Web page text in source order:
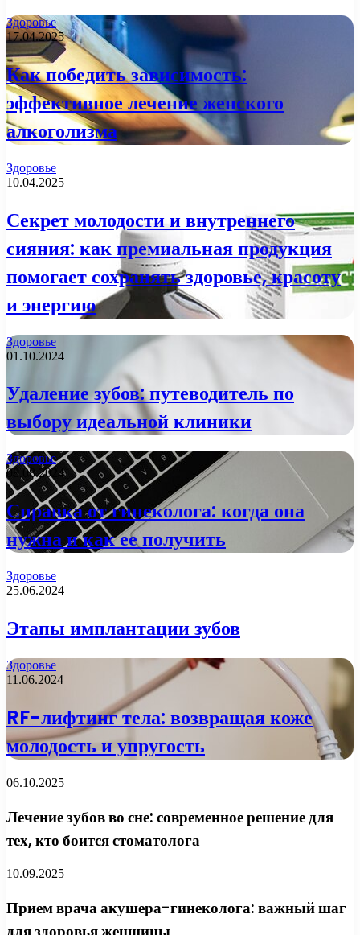
Здоровье
17.04.2025
Как победить зависимость:
эффективное лечение женского
алкоголизма
Здоровье
10.04.2025
Секрет молодости и внутреннего
сияния: как премиальная продукция
помогает сохранять здоровье, красоту
и энергию
Здоровье
01.10.2024
Удаление зубов: путеводитель по
выбору идеальной клиники
Здоровье
08.08.2024
Справка от гинеколога: когда она
нужна и как ее получить
Здоровье
25.06.2024
Этапы имплантации зубов
Здоровье
11.06.2024
RF-лифтинг тела: возвращая коже
молодость и упругость
06.10.2025
Лечение зубов во сне: современное решение для
тех, кто боится стоматолога
10.09.2025
Прием врача акушера-гинеколога: важный шаг